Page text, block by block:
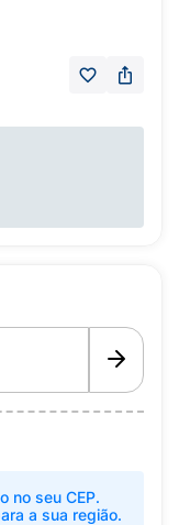
no seu CEP.
a sua região.